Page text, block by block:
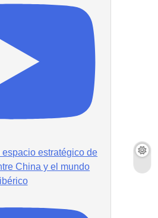
espacio estratégico de
China y el mundo
ibérico